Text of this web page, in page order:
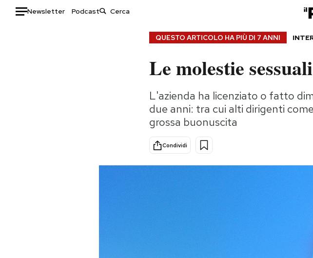
Newsletter Podcast
Consumismi
Storie/Idee
Ok Boomer!
Europa
QUESTO ARTICOLO HA PIÙ DI 7 ANNI
Le molestie
L'azienda ha licenziato o fatto
due anni: tra cui alti dirigenti
grossa buonuscita
Condividi